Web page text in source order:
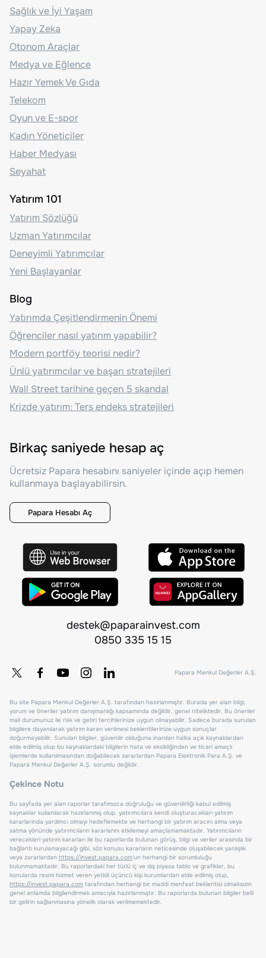
Sağlık ve İyi Yaşam
Yapay Zeka
Otonom Araçlar
Medya ve Eğlence
Hazır Yemek Ve Gıda
Telekom
Oyun ve E-spor
Kadın Yöneticiler
Haber Medyası
Seyahat
Yatırım 101
Yatırım Sözlüğü
Uzman Yatırımcılar
Deneyimli Yatırımcılar
Yeni Başlayanlar
Blog
Yatırımda Çeşitlendirmenin Önemi
Öğrenciler nasıl yatırım yapabilir?
Modern portföy teorisi nedir?
Ünlü yatırımcılar ve başarı stratejileri
Wall Street tarihine geçen 5 skandal
Krizde yatırım: Ters endeks stratejileri
Birkaç saniyede hesap aç
Ücretsiz Papara hesabını saniyeler içinde açıp hemen
kullanmaya başlayabilirsin.
Papara Hesabı Aç
destek@paparainvest.com
0850 335 15 15
Papara Menkul Değerler A.Ş.
Bu site Papara Menkul Değerler A.Ş. tarafından hazırlanmıştır. Burada yer alan bilgi,
yorum ve öneriler yatırım danışmanlığı kapsamında değildir, genel niteliktedir. Bu öneriler
mali durumunuz ile risk ve getiri tercihlerinize uygun olmayabilir. Sadece burada sunulan
bilgilere dayanılarak yatırım kararı verilmesi beklentilerinize uygun sonuçlar
doğurmayabilir. Sunulan bilgiler, güvenilir olduğuna inanılan halka açık kaynaklardan
elde edilmiş olup bu kaynaklardaki bilgilerin hata ve eksikliğinden ve ticari amaçlı
işlemlerde kullanılmasından doğabilecek zararlardan Papara Elektronik Para A.Ş. ve
Papara Menkul Değerler A.Ş. sorumlu değildir.
Çekince Notu
Bu sayfada yer alan raporlar tarafımızca doğruluğu ve güvenilirliği kabul edilmiş
kaynaklar kullanılarak hazırlanmış olup, yatırımcılara kendi oluşturacakları yatırım
kararlarında yardımcı olmayı hedeflemekte ve herhangi bir yatırım aracını alma veya
satma yönünde yatırımcıların kararlarını etkilemeyi amaçlamamaktadır. Yatırımcıların
verecekleri yatırım kararları ile bu raporlarda bulunan görüş, bilgi ve veriler arasında bir
bağlantı kurulamayacağı gibi, söz konusu kararların neticesinde oluşabilecek yanlışlık
veya zararlardan https://invest.papara.com'un herhangi bir sorumluluğu
bulunmamaktadır. Bu raporlardaki her türlü iç ve dış piyasa tablo ve grafikler, bu
konularda resmi hizmet veren yetkili üçüncü kişi kurumlardan elde edilmiş olup,
https://invest.papara.com tarafından herhangi bir maddi menfaat beklentisi olmaksızın
genel anlamda bilgilendirmek amacıyla hazırlanmıştır. Bu raporlarda bulunan bilgiler belli
bir gelirin sağlanmasına yönelik olarak verilmemektedir.